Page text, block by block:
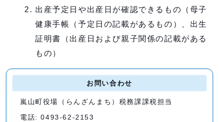
出産予定日や出産日が確認できるもの（母子
健康手帳（予定日の記載があるもの）、出生
証明書（出産日および親子関係の記載がある
もの）
お問い合わせ
嵐山町役場（らんざんまち）税務課課税担当
電話: 0493-62-2153